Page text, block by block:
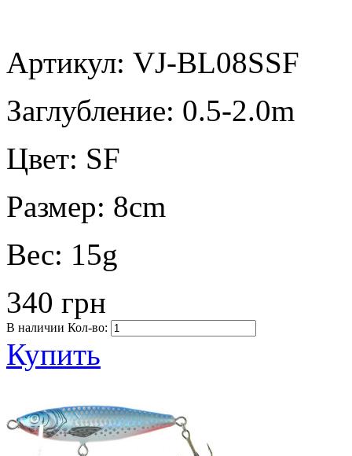
Артикул: VJ-BL08SSF
Заглубление: 0.5-2.0m
Цвет: SF
Размер: 8cm
Вес: 15g
340 грн
В наличии Кол-во:
Купить